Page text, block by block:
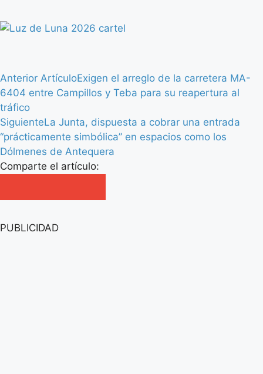
Anterior ArtículoExigen el arreglo de la carretera MA-
6404 entre Campillos y Teba para su reapertura al
tráfico
SiguienteLa Junta, dispuesta a cobrar una entrada
“prácticamente simbólica” en espacios como los
Dólmenes de Antequera
Comparte el artículo:
PUBLICIDAD